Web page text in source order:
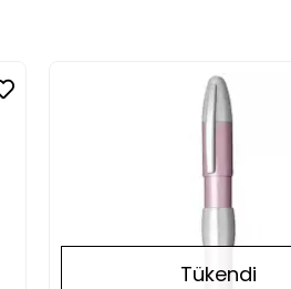
Tükendi